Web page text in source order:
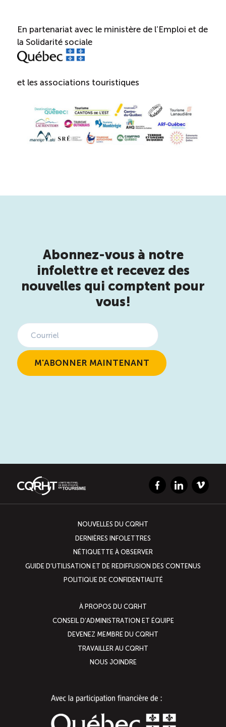
En partenariat avec le ministère de l’Emploi et de
la Solidarité sociale
et les associations touristiques
Abonnez-vous à notre
infolettre et recevez des
nouvelles qui comptent pour
vous!
FacebookLinkedInVimeo
NOUVELLES DU CQRHT
DERNIÈRES INFOLETTRES
NÉTIQUETTE À OBSERVER
GUIDE D’UTILISATION ET DE REDIFFUSION DES CONTENUS
POLITIQUE DE CONFIDENTIALITÉ
À PROPOS DU CQRHT
CONSEIL D’ADMINISTRATION ET ÉQUIPE
DEVENEZ MEMBRE DU CQRHT
TRAVAILLER AU CQRHT
NOUS JOINDRE